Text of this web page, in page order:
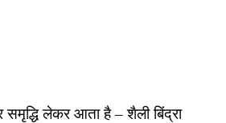
समृद्धि लेकर आता है – शैली बिंद्रा